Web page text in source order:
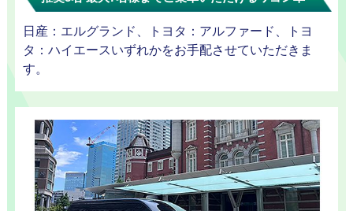
ラン
観光タクシー
日産：エルグランド、トヨタ：アルファード、トヨ
タ：ハイエースいずれかをお手配させていただきま
す。